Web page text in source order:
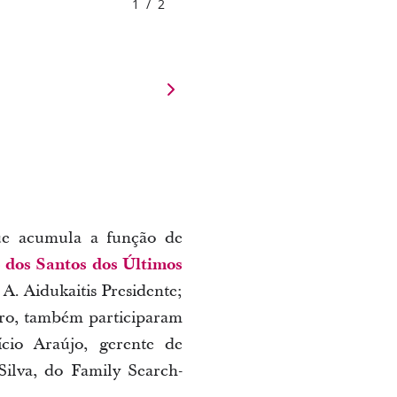
1 / 2
acumula a função de
Santos dos Últimos
Aidukaitis Presidente;
também participaram
Araújo, gerente de
do Family Search-